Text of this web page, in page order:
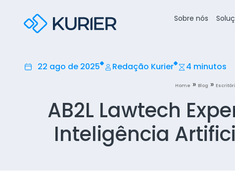
Sobre nós
22 ago de 2025 Redação Kurier 4 minutos
Home » Blog »
AB2L Lawtech
Inteligência